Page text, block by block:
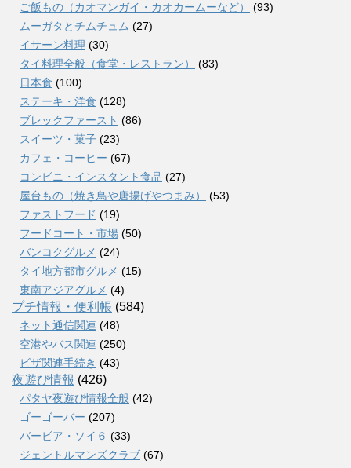
ご飯もの（カオマンガイ・カオカームーなど）
(93)
ムーガタとチムチュム (27)
イサーン料理 (30)
タイ料理全般（食堂・レストラン）
(83)
日本食 (100)
ステーキ・洋食 (128)
ブレックファースト (86)
スイーツ・菓子 (23)
カフェ・コーヒー (67)
コンビニ・インスタント食品 (27)
屋台もの（焼き鳥や唐揚げやつまみ）
(53)
ファストフード (19)
フードコート・市場 (50)
バンコクグルメ (24)
タイ地方都市グルメ (15)
東南アジアグルメ (4)
プチ情報・便利帳 (584)
ネット通信関連 (48)
空港やバス関連 (250)
ビザ関連手続き (43)
夜遊び情報 (426)
パタヤ夜遊び情報全般 (42)
ゴーゴーバー (207)
バービア・ソイ６ (33)
ジェントルマンズクラブ (67)